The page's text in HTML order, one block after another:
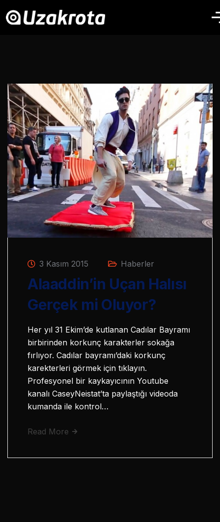
3 Kasım 2015 Haberler
Alaaddin’in Uçan Halısı
Gerçek mi Oluyor?
Her yıl 31 Ekim’de kutlanan Cadılar Bayramı
birbirinden korkunç karakterler sokağa
fırlıyor. Cadılar bayramı’daki korkunç
karekterleri görmek için tıklayın.
Profesyonel bir kaykayıcının Youtube
kanalı CaseyNeistat’ta paylaştığı videoda
kumanda ile kontrol…
Read More